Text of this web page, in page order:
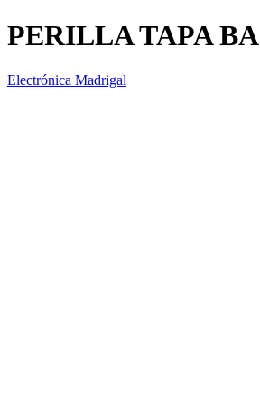
PERILLA TAPA
Electrónica Madrigal